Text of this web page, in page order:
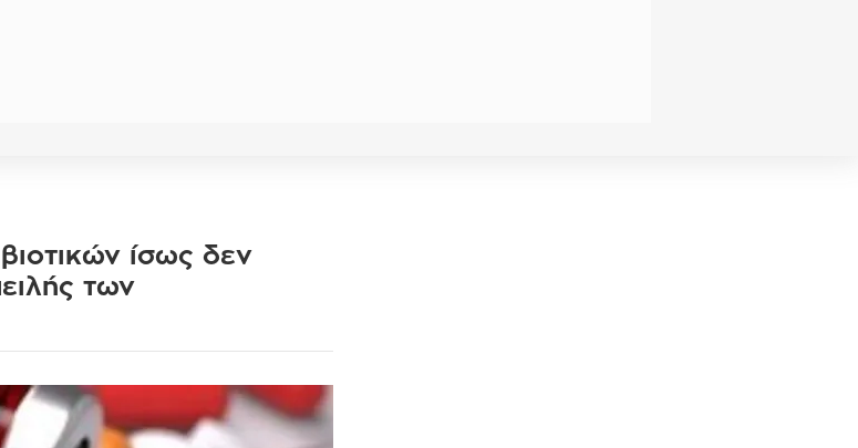
ίσως δεν
των